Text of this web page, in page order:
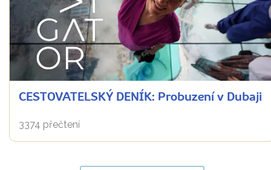
CESTOVATELSKÝ DENÍK: Probuzení v Dubaji
3374 přečtení